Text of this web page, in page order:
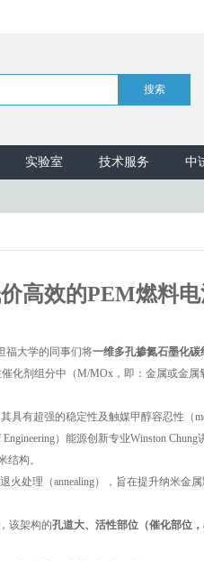
实验室 技术服务 中
高效的PEM燃料
福大学的同事们将一维多孔掺氮石墨化碳
催化剂组分中（M/MOx，即：金属或金
具有超强的稳定性及触媒甲醇容忍性（
）能源创新专业Winston Chung
结构。
火处理（annealing），旨在提升纳米金
该架构的孔道大、活性部位（催化部位，